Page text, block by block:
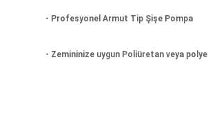
- Profesyonel Armut Tip Şişe Pompa
- Zemininize uygun Poliüretan veya